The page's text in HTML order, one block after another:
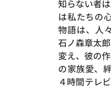
知らない者
は私たちの
物語は、人
石ノ森章太
変え、彼の
の家族愛、
４時間テレ